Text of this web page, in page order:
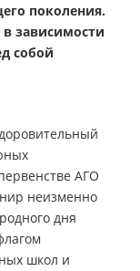
поколения.
зависимости
собой
АГО
неизменно
дня
школ и